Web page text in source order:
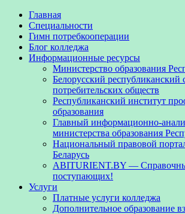
Главная
Специальности
Гимн потребкооперации
Блог колледжа
Информационные ресурсы
Министерство образования
Белорусский республиканский
потребительских обществ
Республиканский институт
образования
Главный информационно-
министерства образования
Национальный правовой
Беларусь
ABITURIENT.BY —
поступающих!
Услуги
Платные услуги колледжа
Дополнительное образование